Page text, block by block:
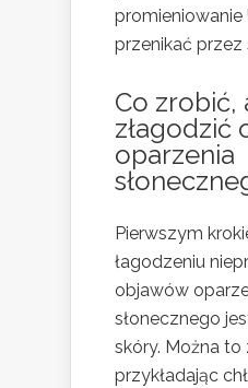
promieniowanie
przenikać przez
Co zrobić,
złagodzić
oparzenia
Pierwszym
łagodzeniu
objawów
słonecznego
skóry. Można to
przykładając